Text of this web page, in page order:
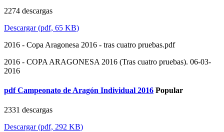
2274 descargas
Descargar(pdf, 65 KB)
2016 - Copa Aragonesa 2016 - tras cuatro pruebas.pdf
2016 - COPA ARAGONESA 2016 (Tras cuatro pruebas). 06-03-
2016
pdf Campeonato de Aragón Individual 2016 Popular
2331 descargas
Descargar(pdf, 292 KB)